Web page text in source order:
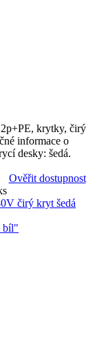
krytky, čirý
informace o
desky: šedá.
Ověřit dostupnost
bíl"